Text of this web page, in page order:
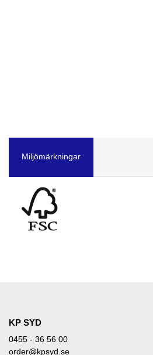
Miljömärkningar
KP SYD
0455 - 36 56 00
order@kpsyd.se